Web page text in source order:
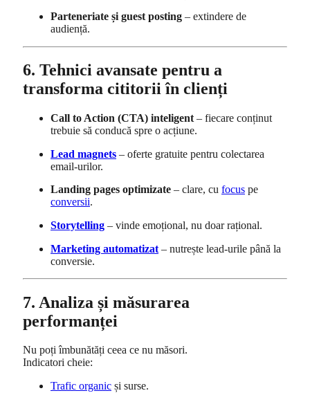
Parteneriate și guest posting – extindere de
audiență.
6. Tehnici avansate pentru a
transforma cititorii în clienți
Call to Action (CTA) inteligent – fiecare conținut
trebuie să conducă spre o acțiune.
Lead magnets – oferte gratuite pentru colectarea
email-urilor.
Landing pages optimizate – clare, cu focus pe
conversii.
Storytelling – vinde emoțional, nu doar rațional.
Marketing automatizat – nutrește lead-urile până la
conversie.
7. Analiza și măsurarea
performanței
Nu poți îmbunătăți ceea ce nu măsori.
Indicatori cheie:
Trafic organic și surse.